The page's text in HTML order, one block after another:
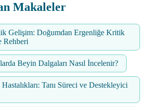
Makaleler
Gelişim: Doğumdan Ergenliğe Kritik
Rehberi
Beyin Dalgaları Nasıl İncelenir?
Tanı Süreci ve Destekleyici